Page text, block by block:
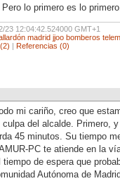
lo primero es lo
23 12:04:42.524000 GMT+1
madrid jjoo bomberos
| Referencias (0)
mi cariño, creo que
del alcalde. Primero,
45 minutos. Su tiempo
PC te atiende en la
de espera que
Autónoma de